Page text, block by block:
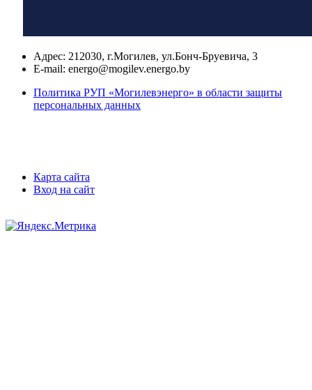
Адрес: 212030, г.Могилев, ул.Бонч-Бруевича, 3
E-mail: energo@mogilev.energo.by
Политика РУП «Могилевэнерго» в области защиты
персональных данных
Карта сайта
Вход на сайт